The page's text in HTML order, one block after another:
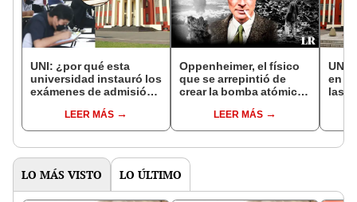
UNI: ¿por qué esta
universidad instauró los
exámenes de admisión
estudiantes?
LEER MÁS
Oppenheimer, el físico
que se arrepintió de
crear la bomba atómica:
mundos"LEER MÁS
UNI:
en el
las
LO MÁS VISTO LO ÚLTIMO